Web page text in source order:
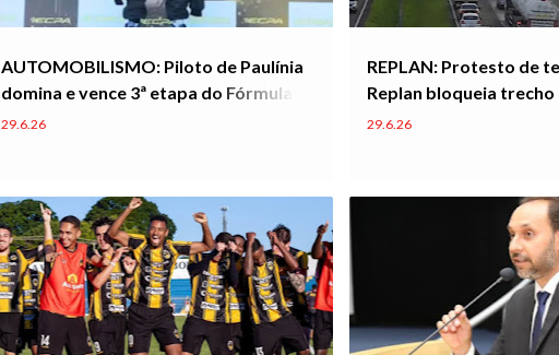
AUTOMOBILISMO: Piloto de Paulínia
domina e vence 3ª etapa do Fórmula
Vee Open no Autódromo ECPA
29.6.26
REPLAN: Protesto de
Replan bloqueia trecho
Zeferino Vaz
29.6.26